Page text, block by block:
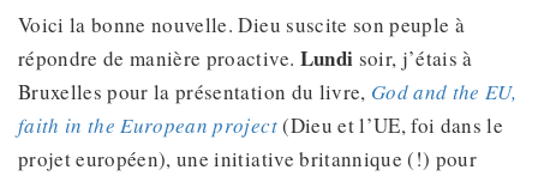
Voici la bonne nouvelle. Dieu suscite son peuple à
répondre de manière proactive. Lundi soir, j’étais à
Bruxelles pour la présentation du livre, God and the EU,
faith in the European project(Dieu et l’UE, foi dans le
projet européen), une initiative britannique (!) pour